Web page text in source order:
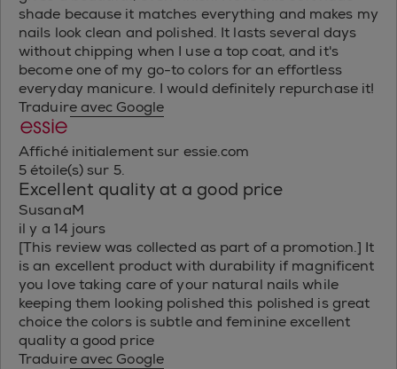
shade because it matches everything and makes my
nails look clean and polished. It lasts several days
without chipping when I use a top coat, and it's
become one of my go-to colors for an effortless
everyday manicure. I would definitely repurchase it!
Traduire avec Google
Affiché initialement sur essie.com
5 étoile(s) sur 5.
Excellent quality at a good price
SusanaM
il y a 14 jours
[This review was collected as part of a promotion.] It
is an excellent product with durability if magnificent
you love taking care of your natural nails while
keeping them looking polished this polished is great
choice the colors is subtle and feminine excellent
quality a good price
Traduire avec Google